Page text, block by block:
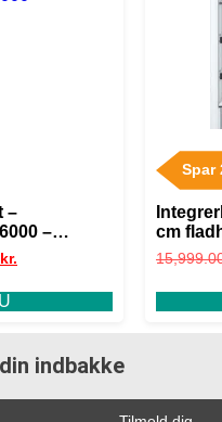
–
–
kr.
Spar
cm
lukning
iQ500
indbakke